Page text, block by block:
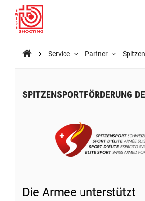
Service Partner
SPITZENSPORTFÖRDERUNG
Die Armee unterstützt